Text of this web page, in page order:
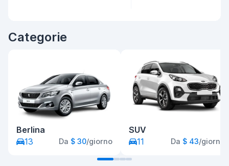
Categorie
Berlina
13
Da $ 30/giorno
SUV
11
Da $ 43/giorno